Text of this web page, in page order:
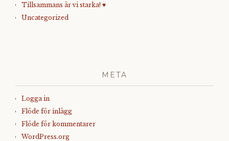
Tillsammans är vi starka! ♥
Uncategorized
META
Logga in
Flöde för inlägg
Flöde för kommentarer
WordPress.org